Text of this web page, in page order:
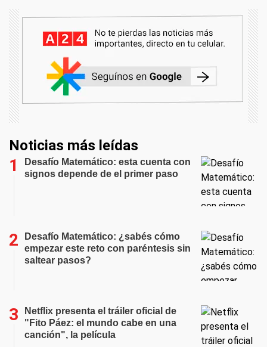
Noticias más leídas
Desafío Matemático: esta cuenta con
signos depende de el primer paso
Desafío Matemático: ¿sabés cómo
empezar este reto con paréntesis sin
saltear pasos?
Netflix presenta el tráiler oficial de
"Fito Páez: el mundo cabe en una
canción", la película